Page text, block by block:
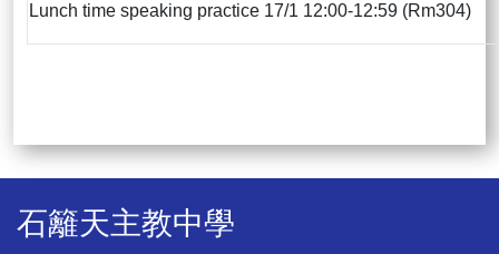
Lunch time speaking practice 17/1 12:00-12:59 (Rm304)
石籬天主教中學